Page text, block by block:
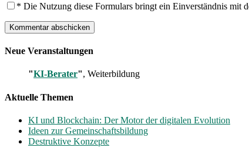
* Die Nutzung diese Formulars bringt ein Einverständnis mit
Neue Veranstaltungen
"KI-Berater", Weiterbildung
Aktuelle Themen
KI und Blockchain: Der Motor der digitalen Evolution
Ideen zur Gemeinschaftsbildung
Destruktive Konzepte